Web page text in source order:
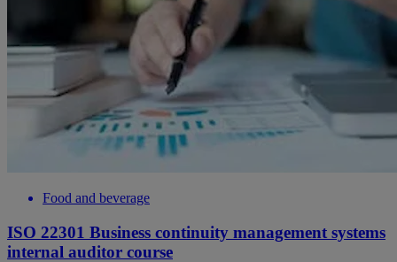
Food and beverage
ISO 22301 Business continuity management systems
internal auditor course